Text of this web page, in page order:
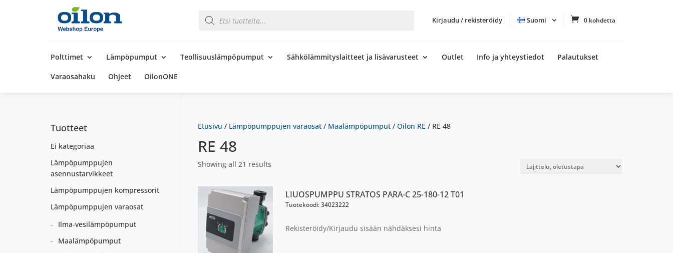
Kirjaudu / rekisteröidy Suomi 0 kohdetta
search
Polttimet Lämpöpumput Teollisuuslämpöpumput Sähkölämmityslaitteet ja lisävarusteet Outlet Info ja yhteystiedot Palautukset
Varaosahaku Ohjeet OilonONE
Etusivu / Lämpöpumppujen varaosat/ Maalämpöpumput/ Oilon RE / RE 48
RE 48
Showing all 21 results
LIUOSPUMPPU STRATOS PARA-C 25-180-12 T01
Tuotekoodi: 34023222
Rekisteröidy/Kirjaudu sisään nähdäksesi hinta
Tuotteet
Ei kategoriaa
Lämpöpumppujen
asennustarvikkeet
Lämpöpumppujen kompressorit
Lämpöpumppujen varaosat
Ilma-vesilämpöpumput
Maalämpöpumput